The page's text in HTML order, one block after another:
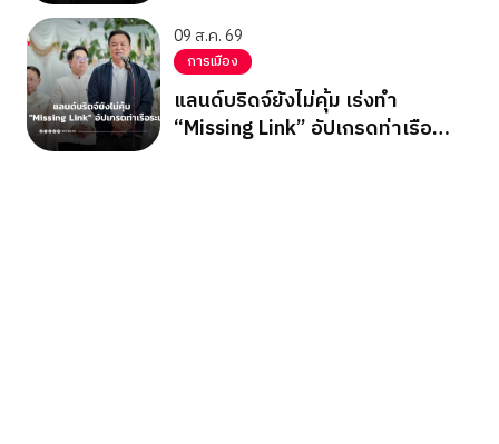
09 ส.ค. 69
การเมือง
แลนด์บริดจ์ยังไม่คุ้ม เร่งทำ
“Missing Link” อัปเกรดท่าเรือ